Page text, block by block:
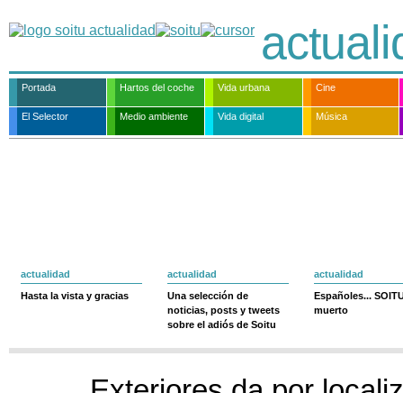
Portada Hartos del coche Vida urbana Cine
El Selector Medio ambiente Vida digital Música
actualidad
Hasta la vista y gracias
actualidad
Una selección de
noticias, posts y tweets
sobre el adiós de Soitu
actualidad
Españoles...
muerto